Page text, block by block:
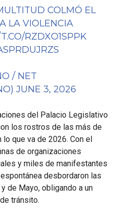
COLMÓ EL
LA VIOLENCIA
RZDXO1SPPK
/ NET
JUNE 3, 2026
del Palacio Legislativo
los rostros de las más de
que va de 2026. Con el
de organizaciones
y miles de manifestantes
desbordaron las
de Mayo, obligando a un
tránsito.